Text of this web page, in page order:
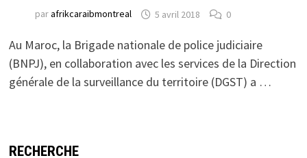
parafrikcaraibmontreal 5 avril 2018 0
Au Maroc, la Brigade nationale de police judiciaire
(BNPJ), en collaboration avec les services de la Direction
générale de la surveillance du territoire (DGST) a …
RECHERCHE